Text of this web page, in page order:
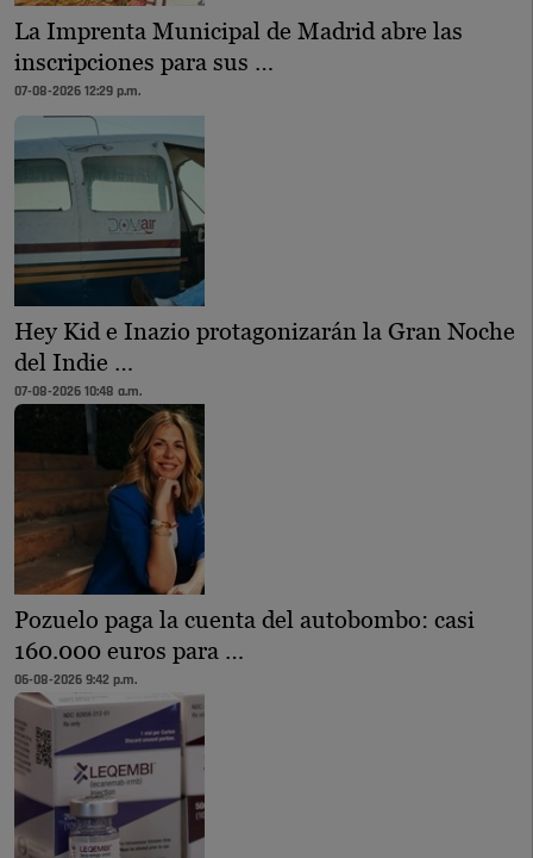
La Imprenta Municipal de Madrid abre las
inscripciones para sus …
07-08-2026 12:29 p.m.
Hey Kid e Inazio protagonizarán la Gran Noche
del Indie …
07-08-2026 10:48 a.m.
Pozuelo paga la cuenta del autobombo: casi
160.000 euros para …
06-08-2026 9:42 p.m.